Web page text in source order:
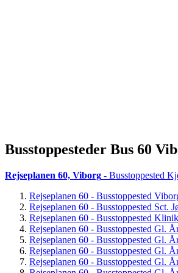
Busstoppesteder Bus 60
Rejseplanen 60, Viborg - Busstoppested
Rejseplanen 60 - Busstoppested
Rejseplanen 60 - Busstoppested Sct.
Rejseplanen 60 - Busstoppested
Rejseplanen 60 - Busstoppested Gl.
Rejseplanen 60 - Busstoppested Gl.
Rejseplanen 60 - Busstoppested Gl.
Rejseplanen 60 - Busstoppested Gl.